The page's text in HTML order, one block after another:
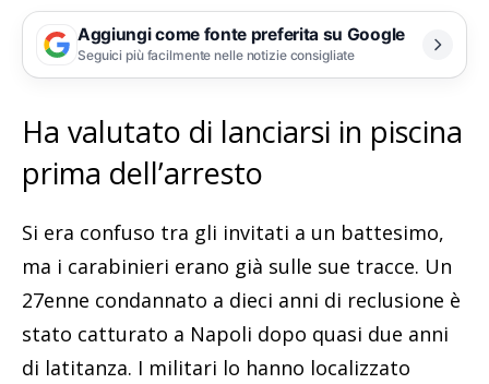
Aggiungi come fonte preferita su Google
Seguici più facilmente nelle notizie consigliate
Ha valutato di lanciarsi in piscina
prima dell’arresto
Si era confuso tra gli invitati a un battesimo,
ma i carabinieri erano già sulle sue tracce. Un
27enne condannato a dieci anni di reclusione è
stato catturato a Napoli dopo quasi due anni
di latitanza. I militari lo hanno localizzato